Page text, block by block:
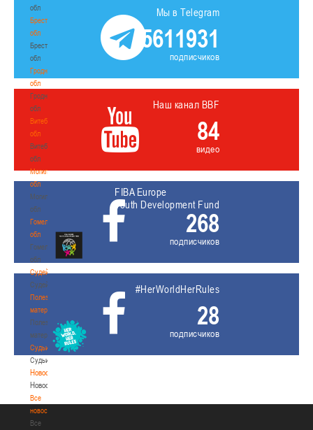
обл
Брестская
обл
Брестская
обл
Гродненская
обл
Гродненская
обл
Витебская
обл
Витебская
обл
Могилевская
обл
Могилевская
обл
Гомельская
обл
Гомельская
обл
Судейство
Судейство
Полезные
материалы
Полезные
материалы
Судьи
Судьи
Новости
Новости
Все
новости
Все
Мы в Telegram
5611931
подписчиков
Наш канал BBF
84
видео
FIBA Europe
Youth Development Fund
268
подписчиков
#HerWorldHerRules
28
подписчиков